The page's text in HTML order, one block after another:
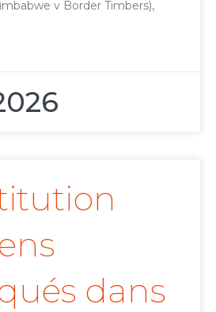
v Border Timbers),
dans